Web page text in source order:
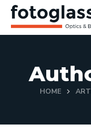
HOME